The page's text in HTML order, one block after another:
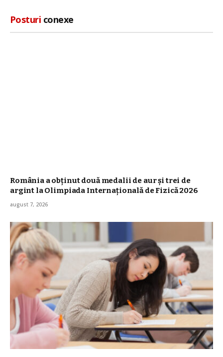
Posturi conexe
România a obţinut două medalii de aur şi trei de
argint la Olimpiada Internaţională de Fizică 2026
august 7, 2026